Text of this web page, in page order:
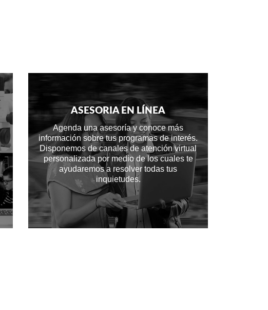
ASESORIA EN LÍNEA
Agenda una asesoría y conoce más
información sobre tus programas de interés.
Disponemos de canales de atención virtual
personalizada por medio de los cuales te
ayudaremos a resolver todas tus
inquietudes.